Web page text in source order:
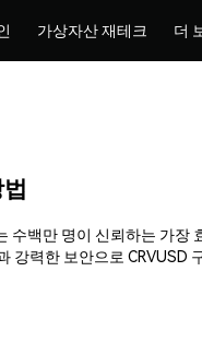
가상자산 재테크 더
수백만 명이 신뢰하는 가
력한 보안으로